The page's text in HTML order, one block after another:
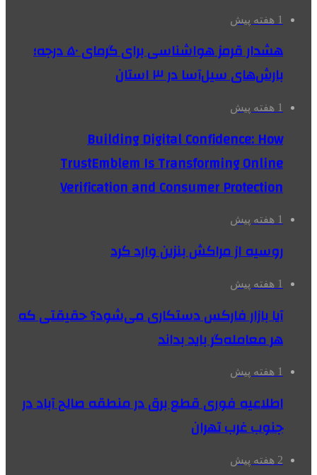
1 هفته پیش
هشدار قرمز هواشناسی برای گرمای ۵۰ درجه؛
بارش‌های سیل‌آسا در ۳ استان
1 هفته پیش
Building Digital Confidence: How
TrustEmblem Is Transforming Online
Verification and Consumer Protection
1 هفته پیش
روسیه از مراکش بنزین وارد کرد
1 هفته پیش
آیا بازار فارکس دستکاری می‌شود؟ حقیقتی که
هر معامله‌گر باید بداند
1 هفته پیش
اطلاعیه فوری قطع برق در منطقه صالح آباد در
جنوب غرب تهران
2 هفته پیش